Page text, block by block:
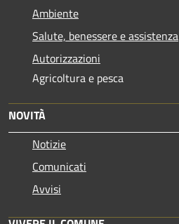
Ambiente
Salute, benessere e assistenza
Autorizzazioni
Agricoltura e pesca
NOVITÀ
Notizie
Comunicati
Avvisi